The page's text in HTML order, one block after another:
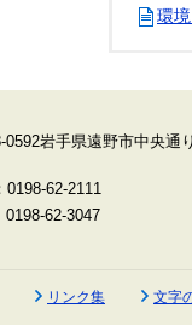
環
リンク集 文字